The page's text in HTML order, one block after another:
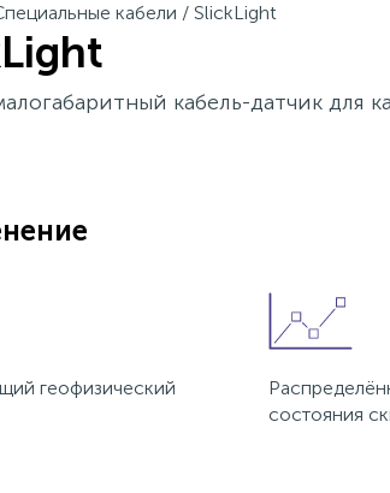
кабели / SlickLight
кабель-датчик для
геофизический
состояния